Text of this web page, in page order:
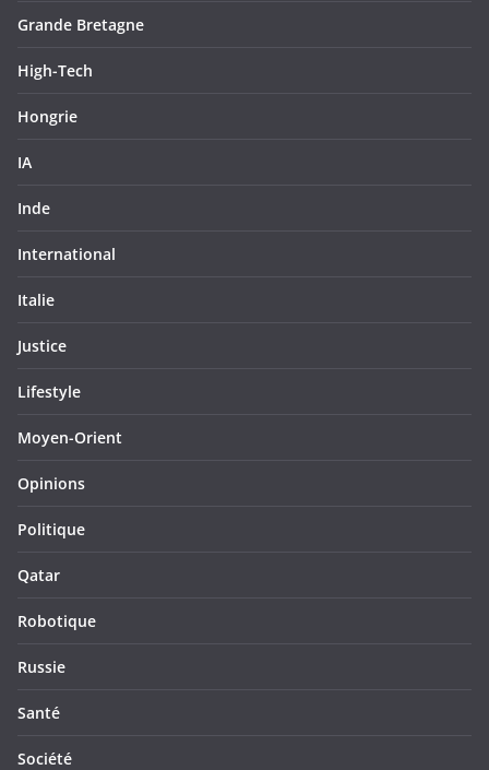
Grande Bretagne
High-Tech
Hongrie
IA
Inde
International
Italie
Justice
Lifestyle
Moyen-Orient
Opinions
Politique
Qatar
Robotique
Russie
Santé
Société